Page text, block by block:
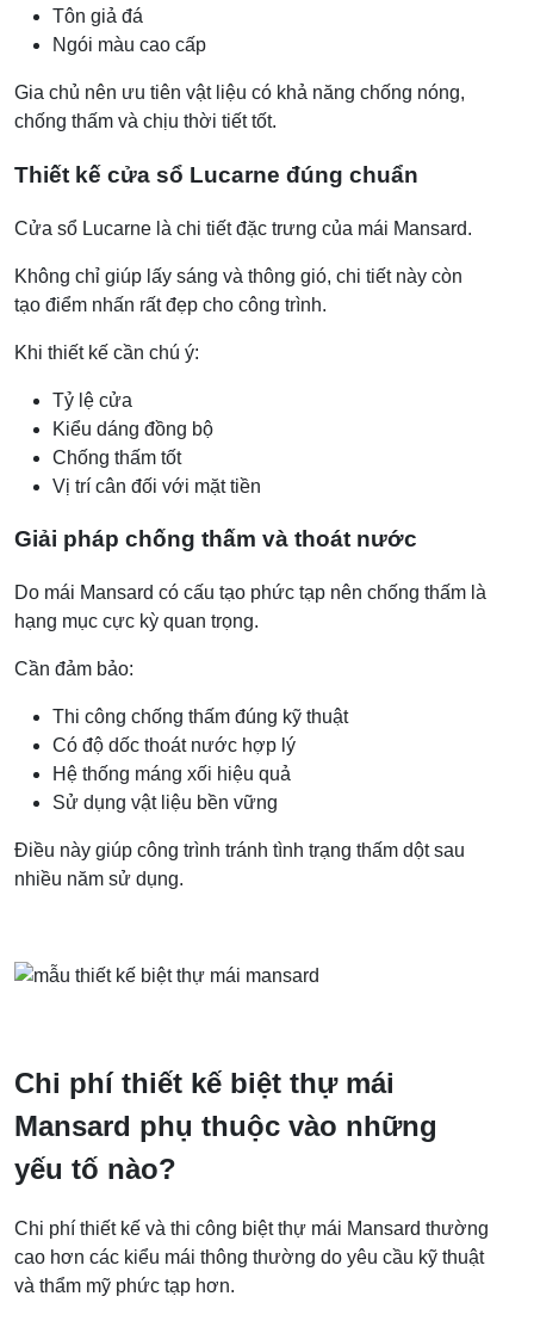
Tôn giả đá
Ngói màu cao cấp
Gia chủ nên ưu tiên vật liệu có khả năng chống nóng,
chống thấm và chịu thời tiết tốt.
Thiết kế cửa sổ Lucarne đúng chuẩn
Cửa sổ Lucarne là chi tiết đặc trưng của mái Mansard.
Không chỉ giúp lấy sáng và thông gió, chi tiết này còn
tạo điểm nhấn rất đẹp cho công trình.
Khi thiết kế cần chú ý:
Tỷ lệ cửa
Kiểu dáng đồng bộ
Chống thấm tốt
Vị trí cân đối với mặt tiền
Giải pháp chống thấm và thoát nước
Do mái Mansard có cấu tạo phức tạp nên chống thấm là
hạng mục cực kỳ quan trọng.
Cần đảm bảo:
Thi công chống thấm đúng kỹ thuật
Có độ dốc thoát nước hợp lý
Hệ thống máng xối hiệu quả
Sử dụng vật liệu bền vững
Điều này giúp công trình tránh tình trạng thấm dột sau
nhiều năm sử dụng.
Chi phí thiết kế biệt thự mái
Mansard phụ thuộc vào những
yếu tố nào?
Chi phí thiết kế và thi công biệt thự mái Mansard thường
cao hơn các kiểu mái thông thường do yêu cầu kỹ thuật
và thẩm mỹ phức tạp hơn.